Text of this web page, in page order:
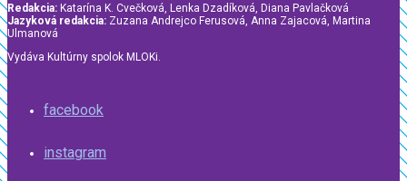
Redakcia: Katarína K. Cvečková, Lenka Dzadíková, Diana Pavlačková
Jazyková redakcia: Zuzana Andrejco Ferusová, Anna Zajacová, Martina
Ulmanová
Vydáva Kultúrny spolok MLOKi.
facebook
instagram